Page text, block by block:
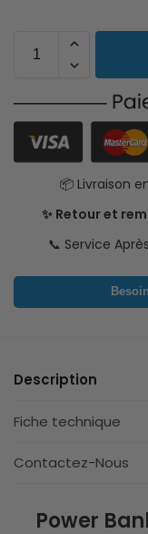
📦 Livraison
✨ Retour et
📞 Service
Description
Fiche technique
Contactez-Nous
Power